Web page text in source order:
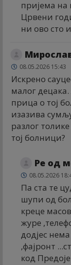
пријема на
Црвени
ни ово сто
08.05.2026 15:43
Искрено
малог децака.
прица о тој
изазива
разлог
тој болници?
Ре од
08.05.2026
Па ста те
шупи од
креце
журе
додјес
,фајронт
код